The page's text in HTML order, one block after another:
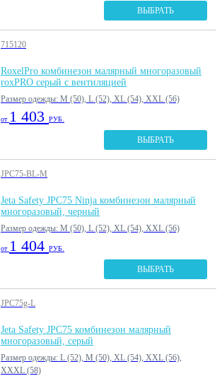
ВЫБРАТЬ
715120
RoxelPro комбинезон малярный многоразовый
roxPRO серый с вентиляцией
Размер одежды: M (50), L (52), XL (54), XXL (56)
от 1 403 РУБ.
ВЫБРАТЬ
JPC75-BL-M
Jeta Safety JPC75 Ninja комбинезон малярный
многоразовый, черный
Размер одежды: M (50), L (52), XL (54), XXL (56)
от 1 404 РУБ.
ВЫБРАТЬ
JPC75g-L
Jeta Safety JPC75 комбинезон малярный
многоразовый, серый
Размер одежды: L (52), M (50), XL (54), XXL (56),
XXXL (58)